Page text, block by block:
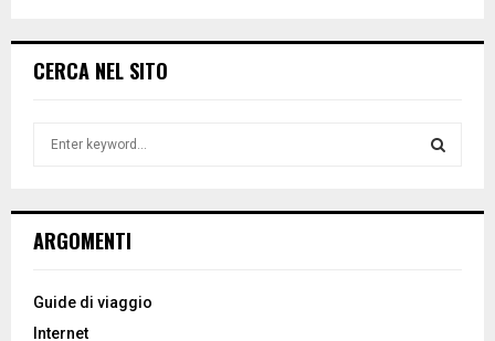
CERCA NEL SITO
h
o
ARGOMENTI
Guide di viaggio
Internet